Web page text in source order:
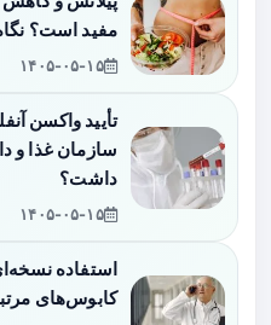
مفید است؟
۱۴۰۵-۰۵-۱۵
تأیید واکسن
سازمان غذا و
داشت؟
۱۴۰۵-۰۵-۱۵